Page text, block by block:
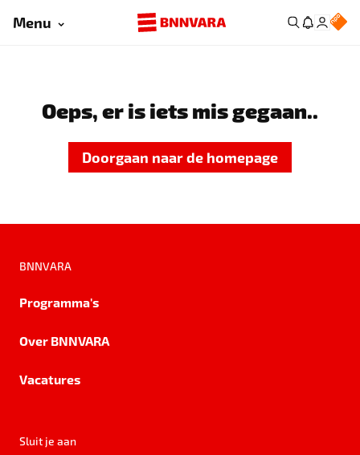
Menu
Oeps, er is iets mis gegaan..
Doorgaan naar de homepage
BNNVARA
Programma's
Over BNNVARA
Vacatures
Sluit je aan